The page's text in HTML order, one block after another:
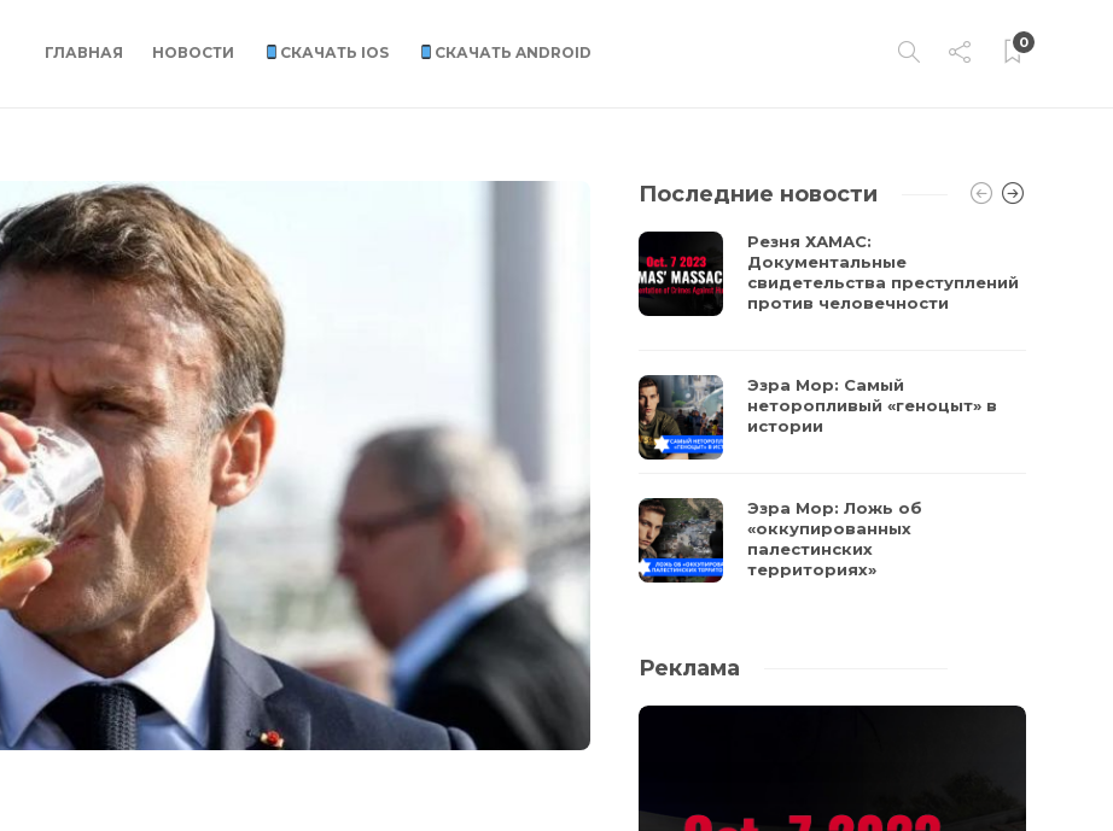
ГЛАВНАЯ НОВОСТИ СКАЧАТЬ IOS СКАЧАТЬ ANDROID
0
Последние новости
Резня ХАМАС:
Документальные
свидетельства преступлений
против человечности
Эзра Мор: Самый
неторопливый «геноцыт» в
истории
Эзра Мор: Ложь об
«оккупированных
палестинских
территориях»
Реклама